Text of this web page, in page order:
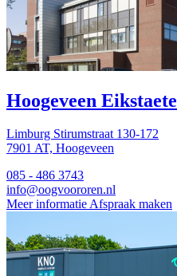
Hoogeveen Eikstaete
Limburg Stirumstraat 130-172
7901 AT, Hoogeveen
085 - 486 3743
info@oogvoororen.nl
Meer informatieAfspraak maken